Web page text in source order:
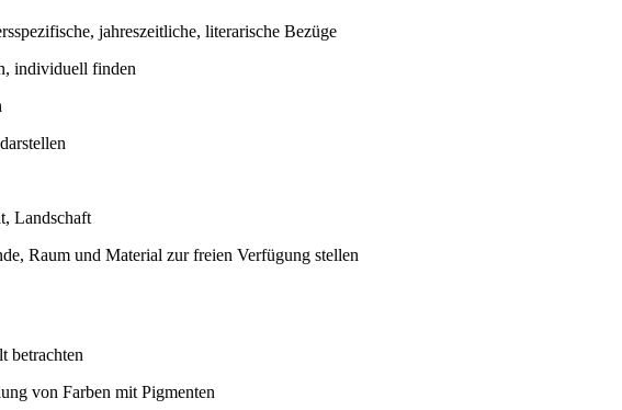
jahreszeitliche, literarische Bezüge
individuell finden
Landschaft
Raum und Material zur freien Verfügung stellen
betrachten
von Farben mit Pigmenten